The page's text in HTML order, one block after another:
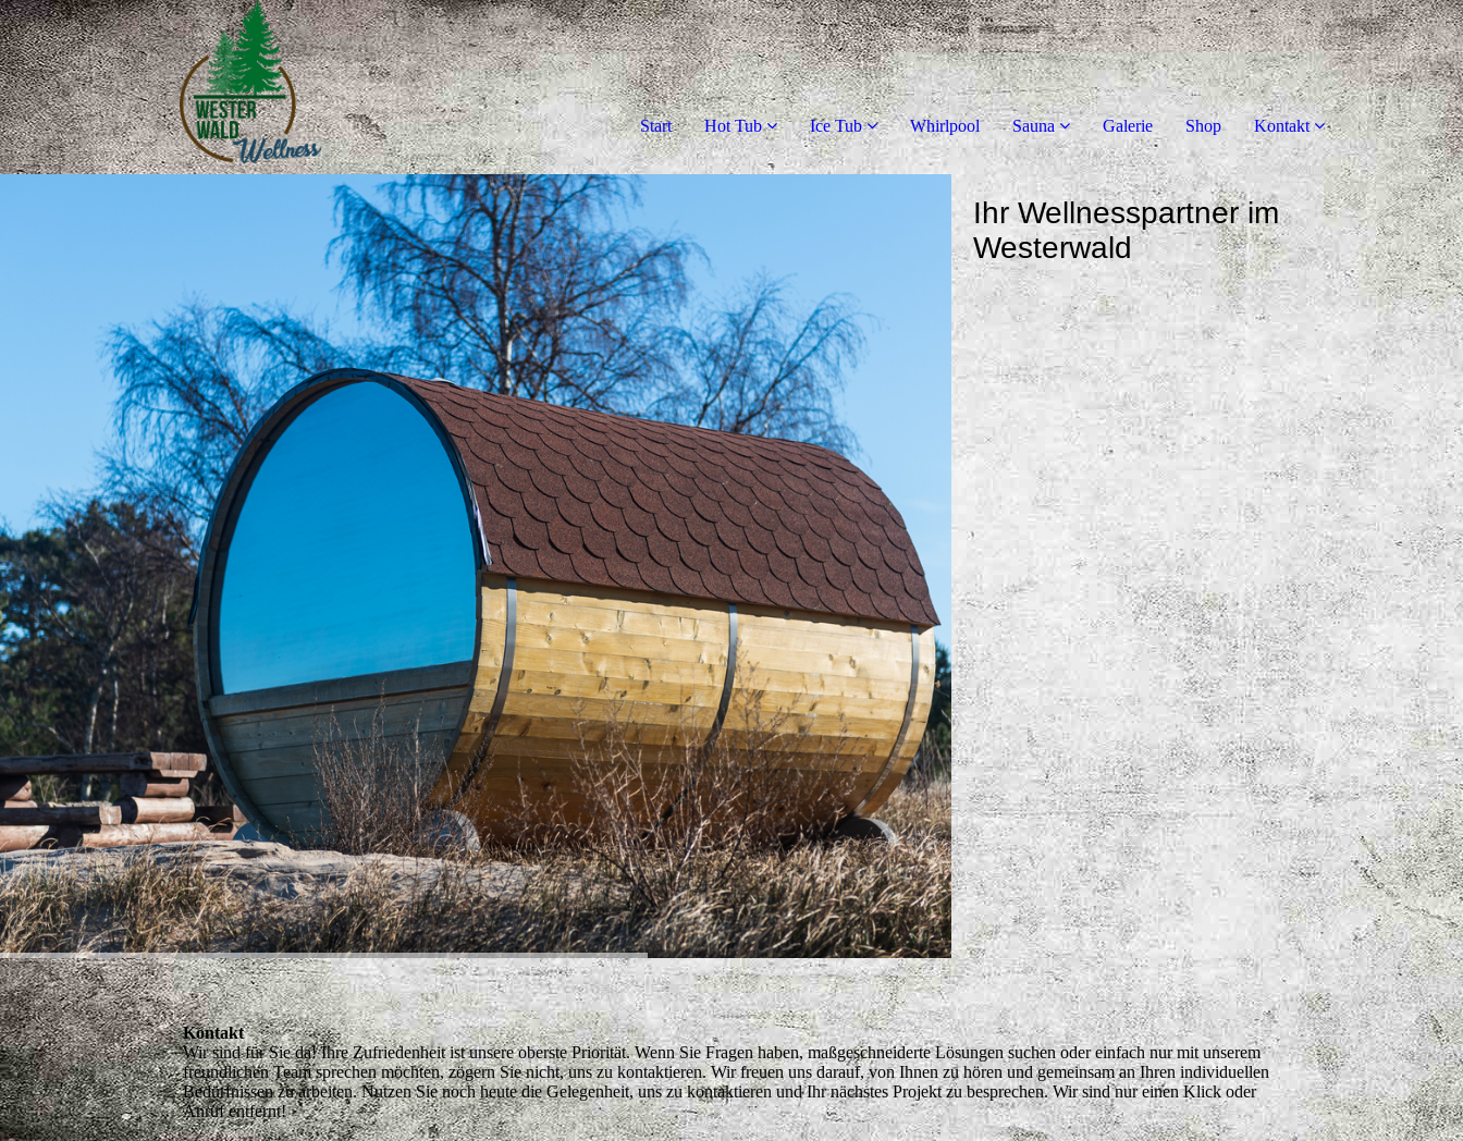
Start Hot Tub Ice Tub Whirlpool Sauna Galerie Shop Kontakt
Ihr Wellnesspartner im
Westerwald
Kontakt
Wir sind für Sie da! Ihre Zufriedenheit ist unsere oberste Priorität. Wenn Sie Fragen haben, maßgeschneiderte Lösungen suchen oder einfach nur mit unserem
freundlichen Team sprechen möchten, zögern Sie nicht, uns zu kontaktieren. Wir freuen uns darauf, von Ihnen zu hören und gemeinsam an Ihren individuellen
Bedürfnissen zu arbeiten. Nutzen Sie noch heute die Gelegenheit, uns zu kontaktieren und Ihr nächstes Projekt zu besprechen. Wir sind nur einen Klick oder
Anruf entfernt!